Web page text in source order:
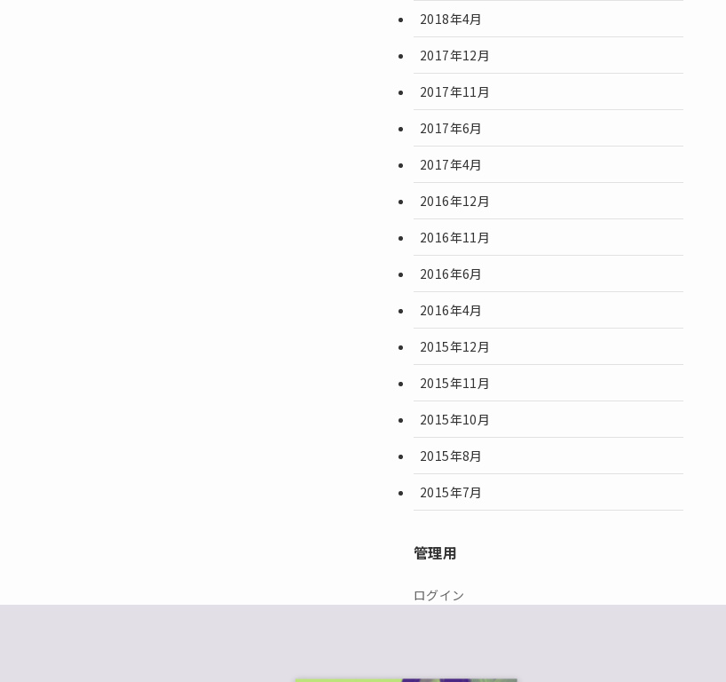
2018年4月
2017年12月
2017年11月
2017年6月
2017年4月
2016年12月
2016年11月
2016年6月
2016年4月
2015年12月
2015年11月
2015年10月
2015年8月
2015年7月
管理用
ログイン